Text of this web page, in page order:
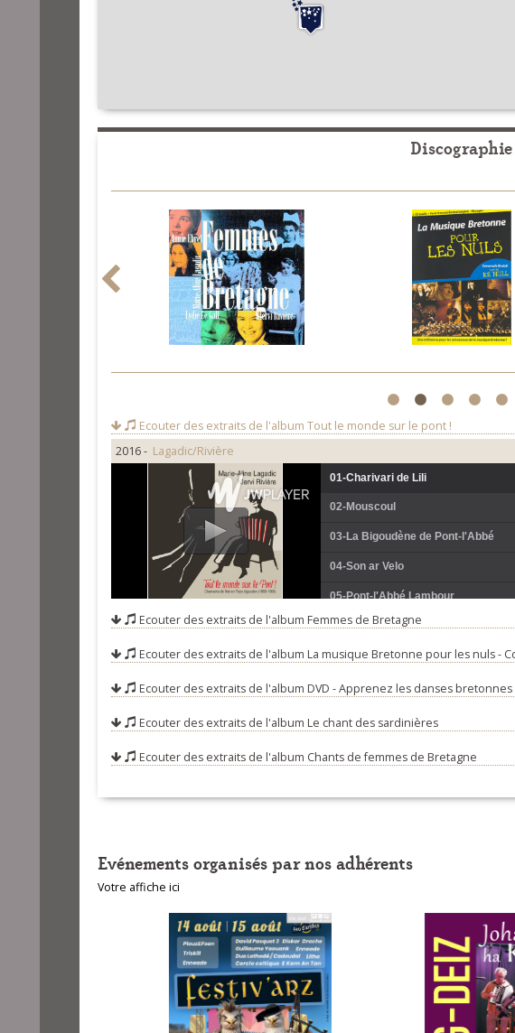
Discographie
1 2 3 4 5
Ecouter des extraits de l'album Tout le monde sur le pont !
2016 - Lagadic/Rivière
01-Charivari de Lili
02-Mouscoul
03-La Bigoudène de Pont-l'Abbé
04-Son ar Velo
05-Pont-l'Abbé Lambour
06-Kaourintin Bouzar (gavotte)
07-Je veux revoir ma bigoudène
08-Jabadao Stoupig
09-Le maire des Glénan
12-Lundi de Pâques
14-Suite de gavottes Bigoudènes -
Ecouter des extraits de l'album Femmes de Bretagne
Ecouter des extraits de l'album La musique Bretonne pour les nuls -
Ecouter des extraits de l'album DVD - Apprenez les danses bretonnes
Ecouter des extraits de l'album Le chant des sardinières
Ecouter des extraits de l'album Chants de femmes de Bretagne
Evénements organisés par nos adhérents
Votre affiche ici